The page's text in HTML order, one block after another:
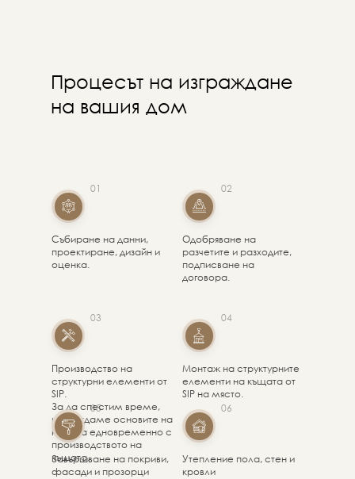
Процесът на изграждане
на вашия дом
01
Събиране на данни,
проектиране, дизайн и
оценка.
02
Одобряване на
разчетите и разходите,
подписване на
договора.
03
Производство на
структурни елементи от
SIP.
За да спестим време,
изграждаме основите на
къщата едновременно с
производството на
къщата.
04
Монтаж на структурните
елементи на къщата от
SIP на място.
05
Завършване на покриви,
фасади и прозорци
06
Утепление пола, стен и
кровли